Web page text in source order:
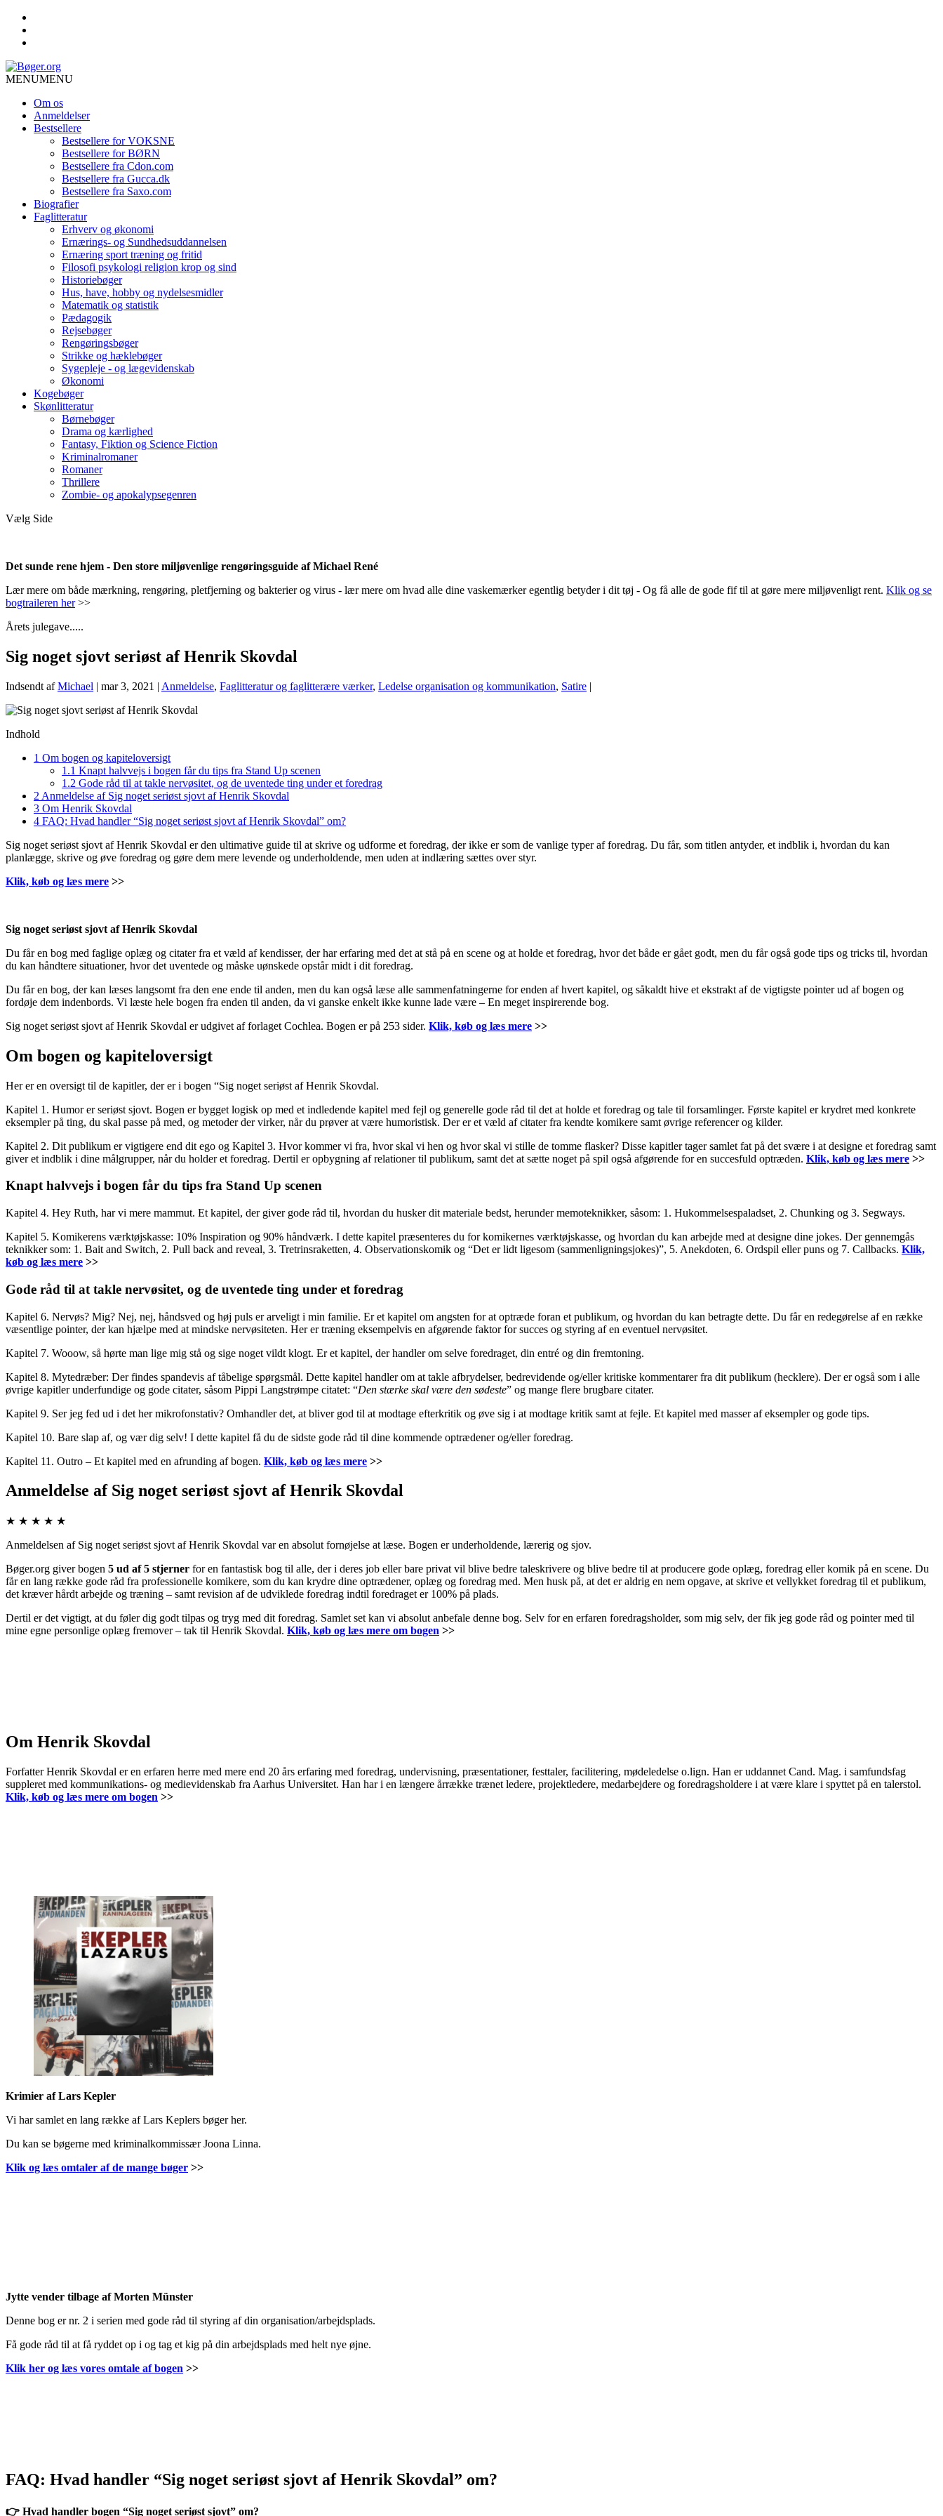
MENUMENU
Om os
Anmeldelser
Bestsellere
Bestsellere for VOKSNE
Bestsellere for BØRN
Bestsellere fra Cdon.com
Bestsellere fra Gucca.dk
Bestsellere fra Saxo.com
Biografier
Faglitteratur
Erhverv og økonomi
Ernærings- og Sundhedsuddannelsen
Ernæring sport træning og fritid
Filosofi psykologi religion krop og sind
Historiebøger
Hus, have, hobby og nydelsesmidler
Matematik og statistik
Pædagogik
Rejsebøger
Rengøringsbøger
Strikke og hæklebøger
Sygepleje - og lægevidenskab
Økonomi
Kogebøger
Skønlitteratur
Børnebøger
Drama og kærlighed
Fantasy, Fiktion og Science Fiction
Kriminalromaner
Romaner
Thrillere
Zombie- og apokalypsegenren
Vælg Side
Det sunde rene hjem - Den store miljøvenlige rengøringsguide af Michael René
Lær mere om både mærkning, rengøring, pletfjerning og bakterier og virus - lær mere om hvad alle dine vaskemærker egentlig betyder i dit tøj - Og få alle de gode fif til at gøre mere miljøvenligt rent. Klik og se
bogtraileren her>>
Årets julegave.....
Sig noget sjovt seriøst af Henrik Skovdal
Indsendt afMichael | mar 3, 2021 | Anmeldelse, Faglitteratur og faglitterære værker, Ledelse organisation og kommunikation, Satire |
Indhold
1 Om bogen og kapiteloversigt
1.1 Knapt halvvejs i bogen får du tips fra Stand Up scenen
1.2 Gode råd til at takle nervøsitet, og de uventede ting under et foredrag
2 Anmeldelse af Sig noget seriøst sjovt af Henrik Skovdal
3 Om Henrik Skovdal
4 FAQ: Hvad handler “Sig noget seriøst sjovt af Henrik Skovdal” om?
Sig noget seriøst sjovt af Henrik Skovdal er den ultimative guide til at skrive og udforme et foredrag, der ikke er som de vanlige typer af foredrag. Du får, som titlen antyder, et indblik i, hvordan du kan
planlægge, skrive og øve foredrag og gøre dem mere levende og underholdende, men uden at indlæring sættes over styr.
Klik, køb og læs mere >>
Sig noget seriøst sjovt af Henrik Skovdal
Du får en bog med faglige oplæg og citater fra et væld af kendisser, der har erfaring med det at stå på en scene og at holde et foredrag, hvor det både er gået godt, men du får også gode tips og tricks til, hvordan
du kan håndtere situationer, hvor det uventede og måske uønskede opstår midt i dit foredrag.
Du får en bog, der kan læses langsomt fra den ene ende til anden, men du kan også læse alle sammenfatningerne for enden af hvert kapitel, og såkaldt hive et ekstrakt af de vigtigste pointer ud af bogen og
fordøje dem indenbords. Vi læste hele bogen fra enden til anden, da vi ganske enkelt ikke kunne lade være – En meget inspirerende bog.
Sig noget seriøst sjovt af Henrik Skovdal er udgivet af forlaget Cochlea. Bogen er på 253 sider. Klik, køb og læs mere >>
Om bogen og kapiteloversigt
Her er en oversigt til de kapitler, der er i bogen “Sig noget seriøst af Henrik Skovdal.
Kapitel 1. Humor er seriøst sjovt. Bogen er bygget logisk op med et indledende kapitel med fejl og generelle gode råd til det at holde et foredrag og tale til forsamlinger. Første kapitel er krydret med konkrete
eksempler på ting, du skal passe på med, og metoder der virker, når du prøver at være humoristisk. Der er et væld af citater fra kendte komikere samt øvrige referencer og kilder.
Kapitel 2. Dit publikum er vigtigere end dit ego og Kapitel 3. Hvor kommer vi fra, hvor skal vi hen og hvor skal vi stille de tomme flasker? Disse kapitler tager samlet fat på det svære i at designe et foredrag samt
giver et indblik i dine målgrupper, når du holder et foredrag. Dertil er opbygning af relationer til publikum, samt det at sætte noget på spil også afgørende for en succesfuld optræden. Klik, køb og læs mere >>
Knapt halvvejs i bogen får du tips fra Stand Up scenen
Kapitel 4. Hey Ruth, har vi mere mammut. Et kapitel, der giver gode råd til, hvordan du husker dit materiale bedst, herunder memoteknikker, såsom: 1. Hukommelsespaladset, 2. Chunking og 3. Segways.
Kapitel 5. Komikerens værktøjskasse: 10% Inspiration og 90% håndværk. I dette kapitel præsenteres du for komikernes værktøjskasse, og hvordan du kan arbejde med at designe dine jokes. Der gennemgås
teknikker som: 1. Bait and Switch, 2. Pull back and reveal, 3. Tretrinsraketten, 4. Observationskomik og “Det er lidt ligesom (sammenligningsjokes)”, 5. Anekdoten, 6. Ordspil eller puns og 7. Callbacks. Klik,
køb og læs mere >>
Gode råd til at takle nervøsitet, og de uventede ting under et foredrag
Kapitel 6. Nervøs? Mig? Nej, nej, håndsved og høj puls er arveligt i min familie. Er et kapitel om angsten for at optræde foran et publikum, og hvordan du kan betragte dette. Du får en redegørelse af en række
væsentlige pointer, der kan hjælpe med at mindske nervøsiteten. Her er træning eksempelvis en afgørende faktor for succes og styring af en eventuel nervøsitet.
Kapitel 7. Wooow, så hørte man lige mig stå og sige noget vildt klogt. Er et kapitel, der handler om selve foredraget, din entré og din fremtoning.
Kapitel 8. Mytedræber: Der findes spandevis af tåbelige spørgsmål. Dette kapitel handler om at takle afbrydelser, bedrevidende og/eller kritiske kommentarer fra dit publikum (hecklere). Der er også som i alle
øvrige kapitler underfundige og gode citater, såsom Pippi Langstrømpe citatet: “Den stærke skal være den sødeste” og mange flere brugbare citater.
Kapitel 9. Ser jeg fed ud i det her mikrofonstativ? Omhandler det, at bliver god til at modtage efterkritik og øve sig i at modtage kritik samt at fejle. Et kapitel med masser af eksempler og gode tips.
Kapitel 10. Bare slap af, og vær dig selv! I dette kapitel få du de sidste gode råd til dine kommende optrædener og/eller foredrag.
Kapitel 11. Outro – Et kapitel med en afrunding af bogen. Klik, køb og læs mere >>
Anmeldelse af Sig noget seriøst sjovt af Henrik Skovdal
★ ★ ★ ★ ★
Anmeldelsen af Sig noget seriøst sjovt af Henrik Skovdal var en absolut fornøjelse at læse. Bogen er underholdende, lærerig og sjov.
Bøger.org giver bogen 5 ud af 5 stjerner for en fantastisk bog til alle, der i deres job eller bare privat vil blive bedre taleskrivere og blive bedre til at producere gode oplæg, foredrag eller komik på en scene. Du
får en lang række gode råd fra professionelle komikere, som du kan krydre dine optrædener, oplæg og foredrag med. Men husk på, at det er aldrig en nem opgave, at skrive et vellykket foredrag til et publikum,
det kræver hårdt arbejde og træning – samt revision af de udviklede foredrag indtil foredraget er 100% på plads.
Dertil er det vigtigt, at du føler dig godt tilpas og tryg med dit foredrag. Samlet set kan vi absolut anbefale denne bog. Selv for en erfaren foredragsholder, som mig selv, der fik jeg gode råd og pointer med til
mine egne personlige oplæg fremover – tak til Henrik Skovdal. Klik, køb og læs mere om bogen >>
Om Henrik Skovdal
Forfatter Henrik Skovdal er en erfaren herre med mere end 20 års erfaring med foredrag, undervisning, præsentationer, festtaler, facilitering, mødeledelse o.lign. Han er uddannet Cand. Mag. i samfundsfag
suppleret med kommunikations- og medievidenskab fra Aarhus Universitet. Han har i en længere årrække trænet ledere, projektledere, medarbejdere og foredragsholdere i at være klare i spyttet på en talerstol.
Klik, køb og læs mere om bogen >>
Krimier af Lars Kepler
Vi har samlet en lang række af Lars Keplers bøger her.
Du kan se bøgerne med kriminalkommissær Joona Linna.
Klik og læs omtaler af de mange bøger >>
Jytte vender tilbage af Morten Münster
Denne bog er nr. 2 i serien med gode råd til styring af din organisation/arbejdsplads.
Få gode råd til at få ryddet op i og tag et kig på din arbejdsplads med helt nye øjne.
Klik her og læs vores omtale af bogen >>
FAQ: Hvad handler “Sig noget seriøst sjovt af Henrik Skovdal” om?
👉 Hvad handler bogen “Sig noget seriøst sjovt” om?